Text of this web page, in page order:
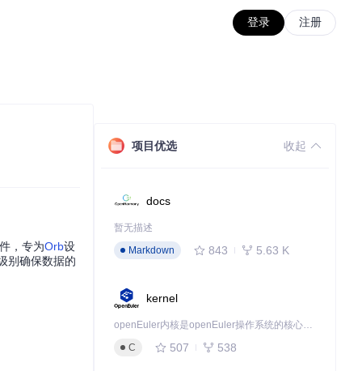
登录 注册
，专为Orb设
别确保数据的
项目优选 收起
docs
暂无描述
Markdown
843 5.63 K
kernel
openEuler内核是openEuler操作系统的核心，既是系统性能与稳定性的基石，也是连接处理器、设备与服务的桥梁。
C
507 538